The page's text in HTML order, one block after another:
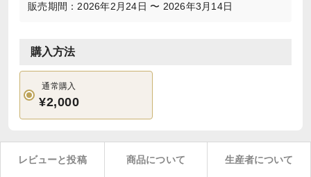
販売期間：2026年2月24日 〜 2026年3月14日
購入方法
通常購入
¥2,000
レビューと投稿 商品について 生産者について